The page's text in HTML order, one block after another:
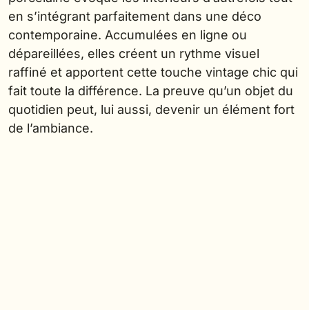
en s’intégrant parfaitement dans une déco
contemporaine. Accumulées en ligne ou
dépareillées, elles créent un rythme visuel
raffiné et apportent cette touche vintage chic qui
fait toute la différence. La preuve qu’un objet du
quotidien peut, lui aussi, devenir un élément fort
de l’ambiance.